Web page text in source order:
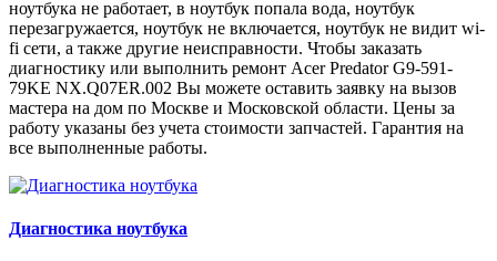
ноутбука не работает, в ноутбук попала вода, ноутбук
перезагружается, ноутбук не включается, ноутбук не видит wi-
fi сети, а также другие неисправности. Чтобы заказать
диагностику или выполнить ремонт Acer Predator G9-591-
79KE NX.Q07ER.002 Вы можете оставить заявку на вызов
мастера на дом по Москве и Московской области. Цены за
работу указаны без учета стоимости запчастей. Гарантия на
все выполненные работы.
Диагностика ноутбука